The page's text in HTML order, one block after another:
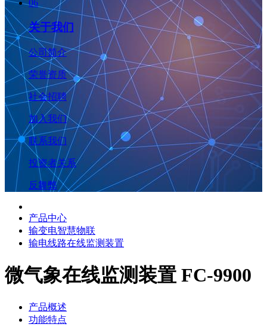
06
关于我们
公司简介
荣誉资质
社会招聘
加入我们
联系我们
投资者关系
反舞弊
产品中心
输变电智慧物联
输电线路在线监测装置
微气象在线监测装置 FC-9900
产品概述
功能特点